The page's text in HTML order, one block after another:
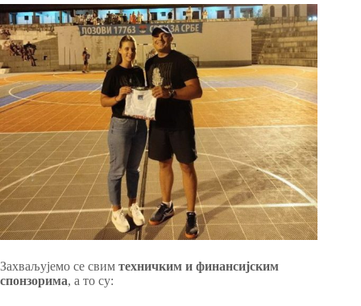
Захваљујемо се свим техничким и финансијским
спонзорима, а то су: